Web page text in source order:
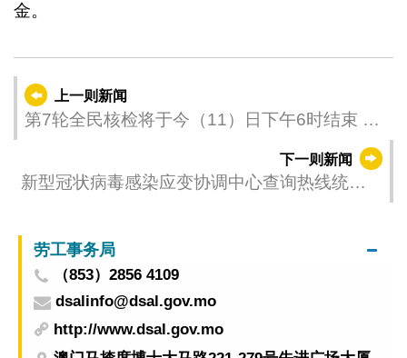
金。
上一则新闻
第7轮全民核检将于今（11）日下午6时结束 尚
下一则新闻
新型冠状病毒感染应变协调中心查询热线统计
11日08H00)
劳工事务局
（853）2856 4109
dsalinfo@dsal.gov.mo
http://www.dsal.gov.mo